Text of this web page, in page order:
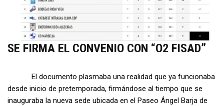
SE FIRMA EL CONVENIO CON “O2 FISAD”
El documento plasmaba una realidad que ya funcionaba
desde inicio de pretemporada, firmándose al tiempo que se
inauguraba la nueva sede ubicada en el Paseo Ángel Barja de